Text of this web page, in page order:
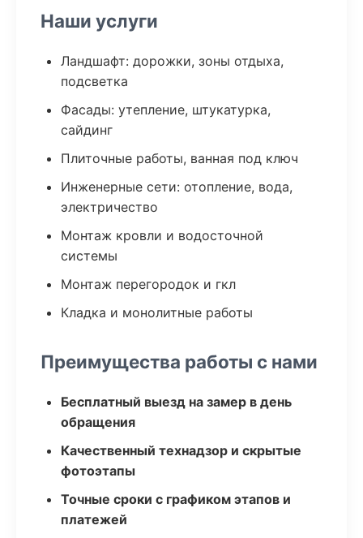
Наши услуги
Ландшафт: дорожки, зоны отдыха,
подсветка
Фасады: утепление, штукатурка,
сайдинг
Плиточные работы, ванная под ключ
Инженерные сети: отопление, вода,
электричество
Монтаж кровли и водосточной
системы
Монтаж перегородок и гкл
Кладка и монолитные работы
Преимущества работы с нами
Бесплатный выезд на замер в день
обращения
Качественный технадзор и скрытые
фотоэтапы
Точные сроки с графиком этапов и
платежей